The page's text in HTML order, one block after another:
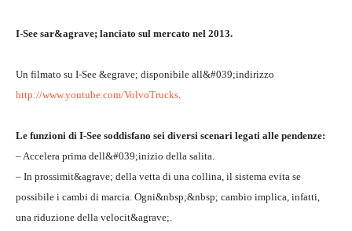
I-See sar&agrave; lanciato sul mercato nel 2013.
Un filmato su I-See &egrave; disponibile all&#039;indirizzo
http://www.youtube.com/VolvoTrucks.
Le funzioni di I-See soddisfano sei diversi scenari legati alle pendenze:
– Accelera prima dell&#039;inizio della salita.
– In prossimit&agrave; della vetta di una collina, il sistema evita se
possibile i cambi di marcia. Ogni&nbsp;&nbsp; cambio implica, infatti,
una riduzione della velocit&agrave;.